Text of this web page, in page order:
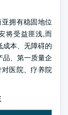
拥有稳固地位
将受益匪浅,而
成本、无障碍的
品、第一质量企
对医院、疗养院